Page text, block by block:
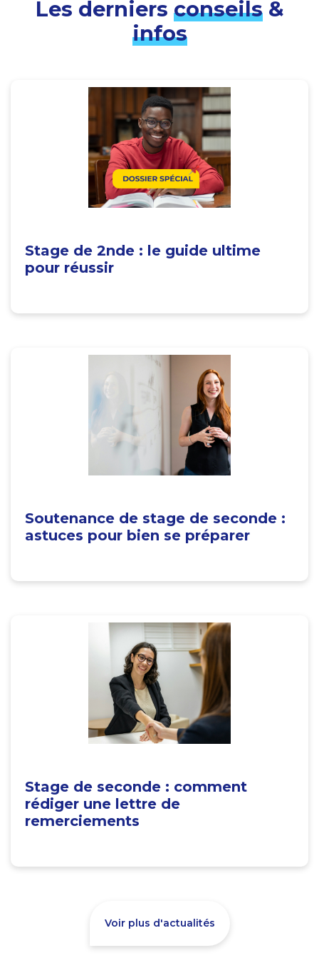
Les derniers conseils&
infos
Stage de 2nde : le guide ultime
pour réussir
Soutenance de stage de seconde :
astuces pour bien se préparer
Stage de seconde : comment
rédiger une lettre de
remerciements
Voir plus d'actualités